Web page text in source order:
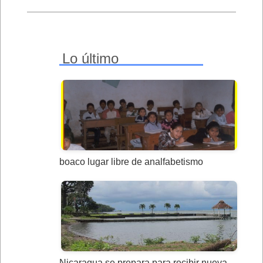
Lo último
boaco lugar libre de analfabetismo